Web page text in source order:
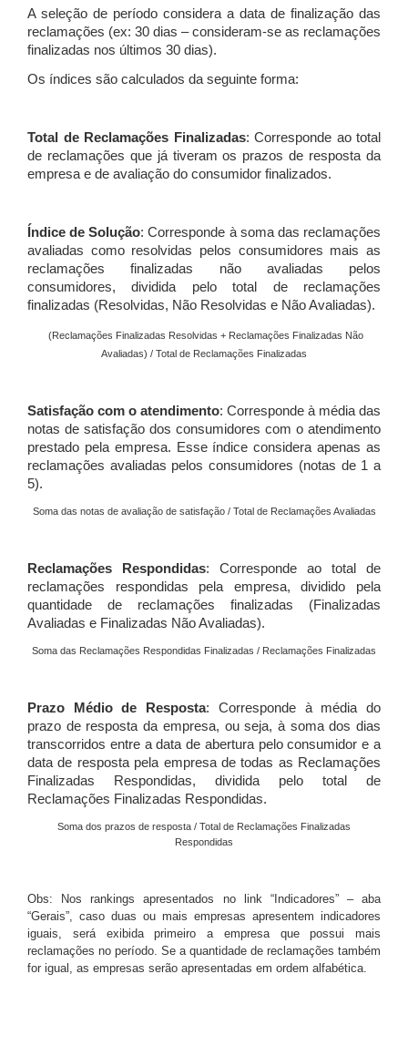
A seleção de período considera a data de finalização das
reclamações (ex: 30 dias – consideram-se as reclamações
finalizadas nos últimos 30 dias).
Os índices são calculados da seguinte forma:
Total de Reclamações Finalizadas: Corresponde ao total
de reclamações que já tiveram os prazos de resposta da
empresa e de avaliação do consumidor finalizados.
Índice de Solução: Corresponde à soma das reclamações
avaliadas como resolvidas pelos consumidores mais as
reclamações finalizadas não avaliadas pelos
consumidores, dividida pelo total de reclamações
finalizadas (Resolvidas, Não Resolvidas e Não Avaliadas).
(Reclamações Finalizadas Resolvidas + Reclamações Finalizadas Não
Avaliadas) / Total de Reclamações Finalizadas
Satisfação com o atendimento: Corresponde à média das
notas de satisfação dos consumidores com o atendimento
prestado pela empresa. Esse índice considera apenas as
reclamações avaliadas pelos consumidores (notas de 1 a
5).
Soma das notas de avaliação de satisfação / Total de Reclamações Avaliadas
Reclamações Respondidas: Corresponde ao total de
reclamações respondidas pela empresa, dividido pela
quantidade de reclamações finalizadas (Finalizadas
Avaliadas e Finalizadas Não Avaliadas).
Soma das Reclamações Respondidas Finalizadas / Reclamações Finalizadas
Prazo Médio de Resposta: Corresponde à média do
prazo de resposta da empresa, ou seja, à soma dos dias
transcorridos entre a data de abertura pelo consumidor e a
data de resposta pela empresa de todas as Reclamações
Finalizadas Respondidas, dividida pelo total de
Reclamações Finalizadas Respondidas.
Soma dos prazos de resposta / Total de Reclamações Finalizadas
Respondidas
Obs: Nos rankings apresentados no link “Indicadores” – aba
“Gerais”, caso duas ou mais empresas apresentem indicadores
iguais, será exibida primeiro a empresa que possui mais
reclamações no período. Se a quantidade de reclamações também
for igual, as empresas serão apresentadas em ordem alfabética.